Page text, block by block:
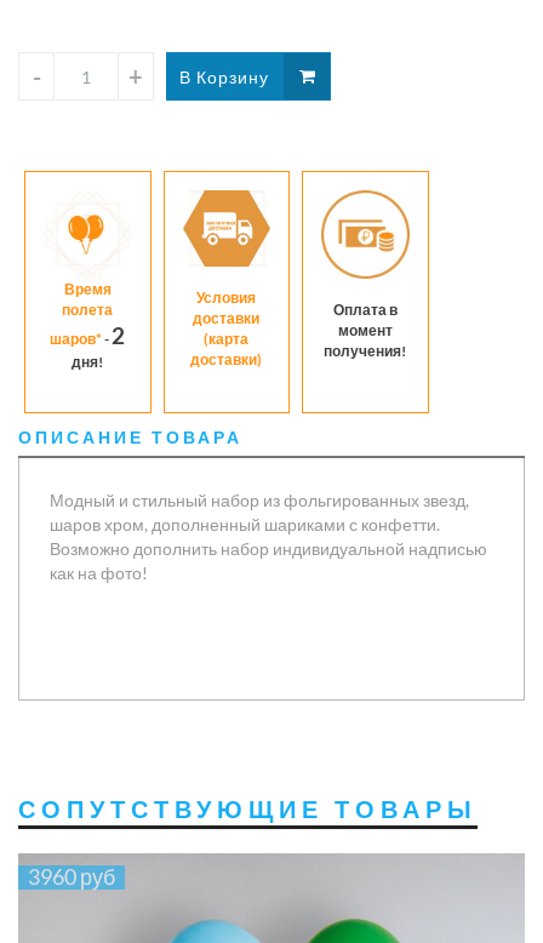
Время
полета
шаров*- 2
дня!
Условия
доставки
(карта
доставки)
Оплата в
момент
получения!
ОПИСАНИЕ ТОВАРА
Модный и стильный набор из фольгированных звезд,
шаров хром, дополненный шариками с конфетти.
Возможно дополнить набор индивидуальной надписью
как на фото!
СОПУТСТВУЮЩИЕ ТОВАРЫ
3960 руб